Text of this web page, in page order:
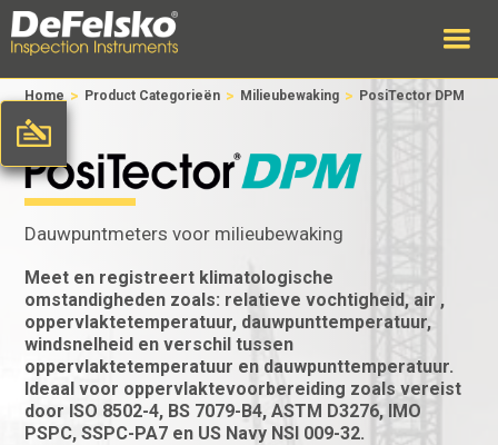
Home > Product Categorieën > Milieubewaking > PosiTector DPM
Dauwpuntmeters voor milieubewaking
Meet en registreert klimatologische
omstandigheden zoals: relatieve vochtigheid, air ,
oppervlaktetemperatuur, dauwpunttemperatuur,
windsnelheid en verschil tussen
oppervlaktetemperatuur en dauwpunttemperatuur.
Ideaal voor oppervlaktevoorbereiding zoals vereist
door ISO 8502-4, BS 7079-B4, ASTM D3276, IMO
PSPC, SSPC-PA7 en US Navy NSI 009-32.